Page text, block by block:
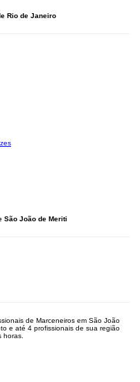
Rio de Janeiro
São João de Meriti
de Marceneiros em São João
e até 4 profissionais de sua região
horas.